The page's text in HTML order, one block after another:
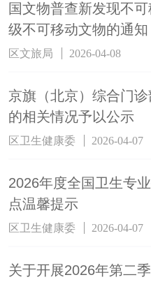
国文物普查新发现不
级不可移动文物的通知
区文旅局 2026-04-08
京旗（北京）综合门
的相关情况予以公示
区卫生健康委 2026-04-07
2026年度全国卫生专
点温馨提示
区卫生健康委 2026-04-07
关于开展2026年第二